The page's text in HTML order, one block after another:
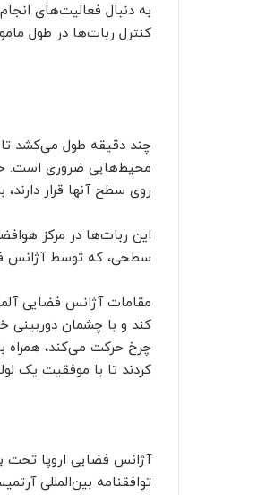
کنترل ربات‌ها در طول
چند دقیقه طول می‌کشد
محیط‌هایی ضروری است.
روی سطح آنها قرار
این ربات‌ها در مرکز
سطحی، که توسط آژانس
مقامات آژانس فضایی
کند و با چشمان دوربینی
چرخ‌ حرکت می‌کند، همراه
کردند تا با موفقیت یک
توافقنامه بین‌المللی